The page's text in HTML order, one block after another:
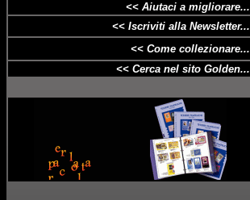
<< Aiutaci a migliorare...
<< Iscriviti alla Newsletter...
<< Come collezionare...
<< Cerca nel sito Golden...